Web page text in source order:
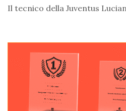
Il tecnico della Juventus